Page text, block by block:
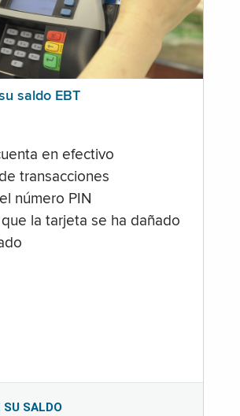
saldo EBT
en efectivo
transacciones
número PIN
que la tarjeta se ha dañado
SU SALDO